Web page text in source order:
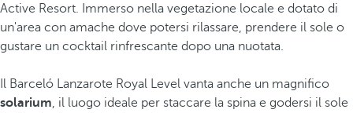
Active Resort. Immerso nella vegetazione locale e dotato di
un'area con amache dove potersi rilassare, prendere il sole o
gustare un cocktail rinfrescante dopo una nuotata.
Il Barceló Lanzarote Royal Level vanta anche un magnifico
solarium, il luogo ideale per staccare la spina e godersi il sole